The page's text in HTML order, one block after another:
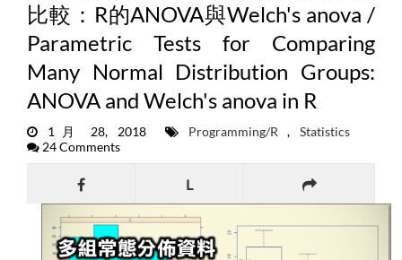
比較：R的ANOVA與Welch's anova /
Parametric Tests for Comparing
Many Normal Distribution Groups:
ANOVA and Welch's anova in R
1月 28, 2018 Programming/R ,Statistics
24 Comments
L